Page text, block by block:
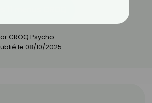
CROQ Psycho
le 08/10/2025